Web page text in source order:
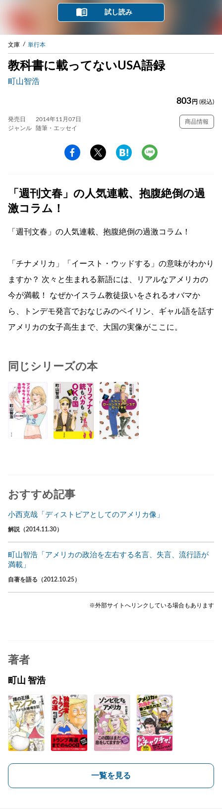
試し読み
文庫 単行本
教科書に載ってないUSA語録
町山智浩
803 円 (税込)
発売日
2014年11月07日
ジャンル
随筆・エッセイ
商品情報
「週刊文春」の人気連載、抱腹絶倒の過
激コラム！
「週刊文春」の人気連載、抱腹絶倒の過激コラム！
「チナメリカ」「イースト・ウッドする」の意味がわかり
ますか？ 次々と生まれる新語には、リアルなアメリカの
今が満載！ なぜかイスラム教徒扱いをされるオバマか
ら、トンデモ発言でおなじみのペイリン、ギャル語を話す
アメリカの女子高生まで、大国の実像がここに。
同じシリーズの本
おすすめ記事
小西克哉「ディストピアとしてのアメリカ像」
解説（2014.11.30）
町山智浩「アメリカの政治を左右する名言、失言、流行語が
満載」
自著を語る（2012.10.25）
※外部サイトへリンクしている場合もあります
著者
町山 智浩
一覧を見る